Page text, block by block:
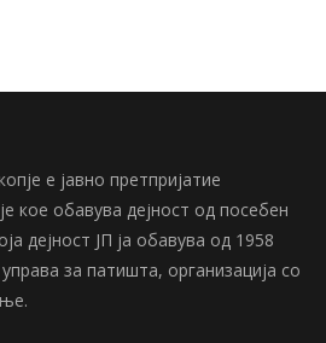
е јавно претпријатие
кое обавува дејност од посебен
дејност ЈП ја обавува од 1958
за патишта, организација со